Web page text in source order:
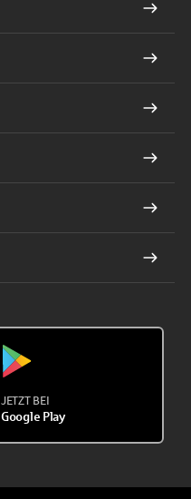
JETZT BEI
Google Play